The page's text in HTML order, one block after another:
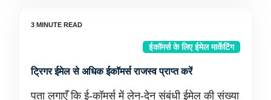
ईकॉमर्स के लिए ईमेल मार्केटिंग
ट्रिगर ईमेल से अधिक ईकॉमर्स राजस्व प्राप्त करें
पता लगाएँ कि ई-कॉमर्स में लेन-देन संबंधी ईमेल की संख्या